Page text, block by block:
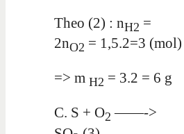
Theo (2) : nH2 =
2nO2 = 1,5.2=3 (mol)
=> m H2 = 3.2 = 6 g
C. S + O2 ——->